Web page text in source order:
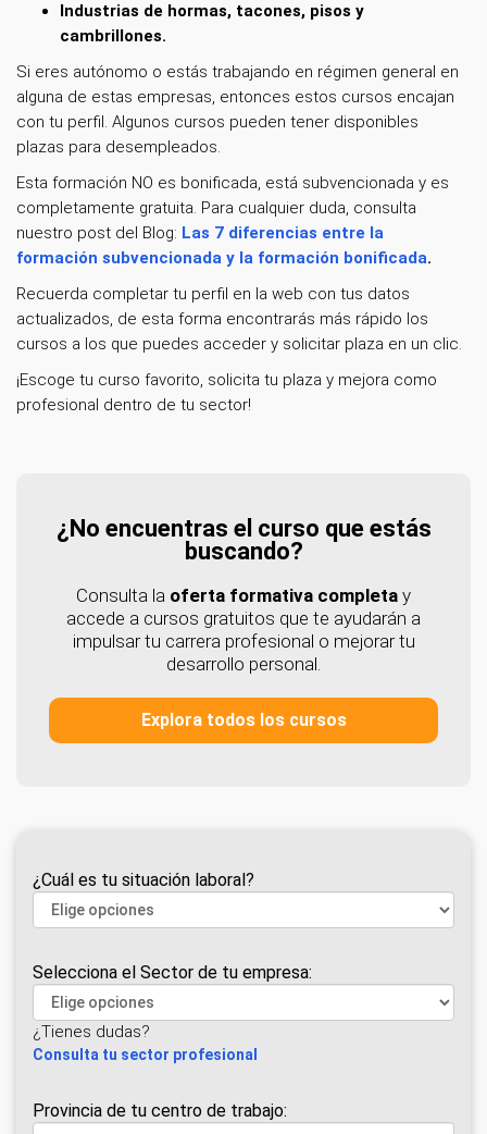
Industrias de hormas, tacones, pisos y
cambrillones.
Si eres autónomo o estás trabajando en régimen general en
alguna de estas empresas, entonces estos cursos encajan
con tu perfil. Algunos cursos pueden tener disponibles
plazas para desempleados.
Esta formación NO es bonificada, está subvencionada y es
completamente gratuita. Para cualquier duda, consulta
nuestro post del Blog: Las 7 diferencias entre la
formación subvencionada y la formación bonificada.
Recuerda completar tu perfil en la web con tus datos
actualizados, de esta forma encontrarás más rápido los
cursos a los que puedes acceder y solicitar plaza en un clic.
¡Escoge tu curso favorito, solicita tu plaza y mejora como
profesional dentro de tu sector!
¿No encuentras el curso que estás
buscando?
Consulta la oferta formativa completa y
accede a cursos gratuitos que te ayudarán a
impulsar tu carrera profesional o mejorar tu
desarrollo personal.
Explora todos los cursos
¿Cuál es tu situación laboral?
Selecciona el Sector de tu empresa:
¿Tienes dudas?
Consulta tu sector profesional
Provincia de tu centro de trabajo: